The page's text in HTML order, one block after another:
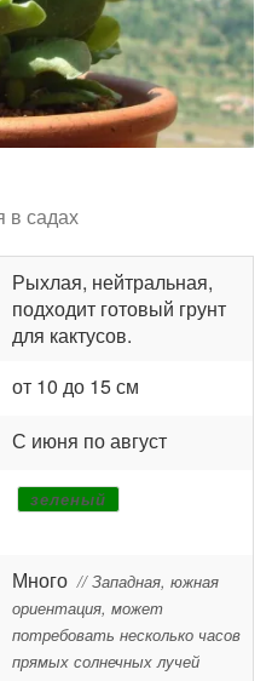
в садах
Рыхлая, нейтральная,
подходит готовый грунт
для кактусов.
от 10 до 15 см
С июня по август
зеленый
Много // Западная, южная
ориентация, может
потребовать несколько часов
прямых солнечных лучей